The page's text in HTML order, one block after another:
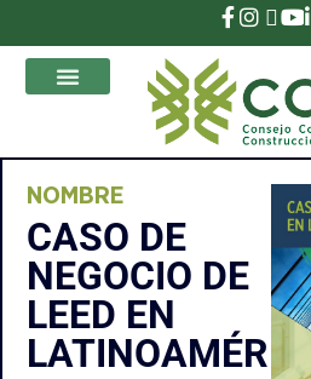
NOMBRE
CASO DE
NEGOCIO DE
LEED EN